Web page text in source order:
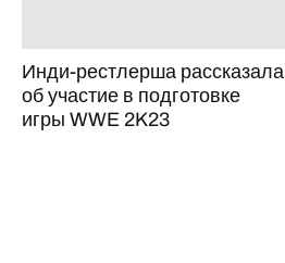
Инди-рестлерша рассказала
об участие в подготовке
игры WWE 2K23